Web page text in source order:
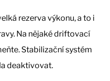
rezerva výkonu, a to i
Na nějaké driftovací
Stabilizační systém
deaktivovat.